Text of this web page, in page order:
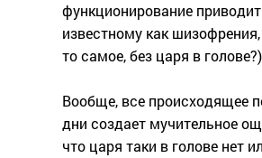
функционирование приводит
известному как
то самое, без царя в
Вообще, все происходящее
дни создает мучительное
что царя таки в голове нет